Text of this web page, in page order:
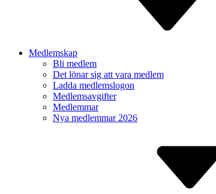
Medlemskap
Bli medlem
Det lönar sig att vara medlem
Ladda medlem­slogon
Medlems­avgifter
Medlemmar
Nya medlemmar 2026